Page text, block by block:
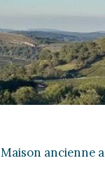
Maison ancienne